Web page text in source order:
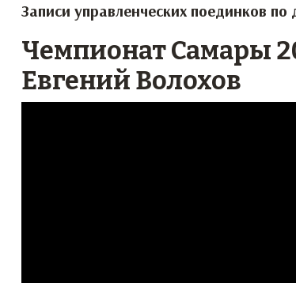
Записи управленческих поединков
Чемпионат Самары
Евгений Волохов